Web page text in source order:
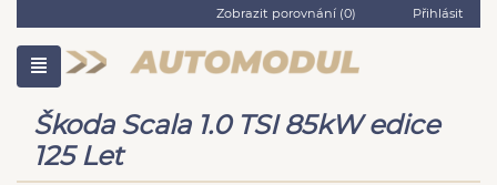
Zobrazit porovnání (0) Přihlásit
Škoda Scala 1.0 TSI 85kW edice
125 Let